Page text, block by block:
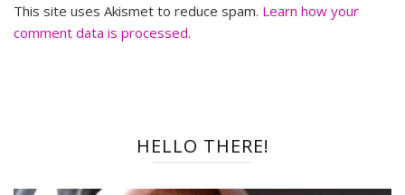
This site uses Akismet to reduce spam. Learn how your
comment data is processed.
HELLO THERE!